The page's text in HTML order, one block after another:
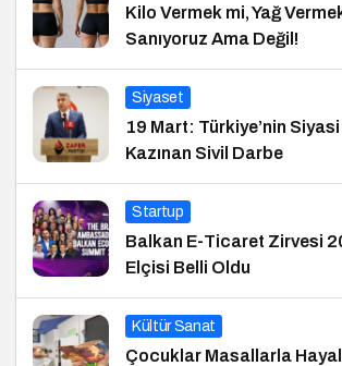
Kilo Vermek mi, Yağ
Sanıyoruz Ama Değil!
Siyaset
19 Mart: Türkiye’nin Siyasi
Kazınan Sivil Darbe
Startup
Balkan E-Ticaret Zirvesi
Elçisi Belli Oldu
Kültür Sanat
Çocuklar Masallarla